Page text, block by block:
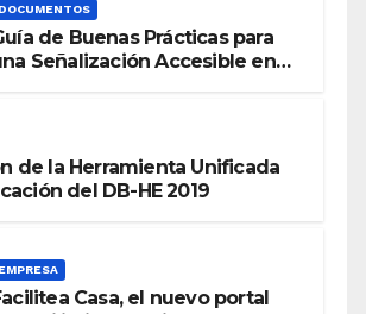
DOCUMENTOS
de Buenas Prácticas para
Señalización Accesible en
de la Herramienta Unificada
del DB-HE 2019
EMPRESA
Casa, el nuevo portal